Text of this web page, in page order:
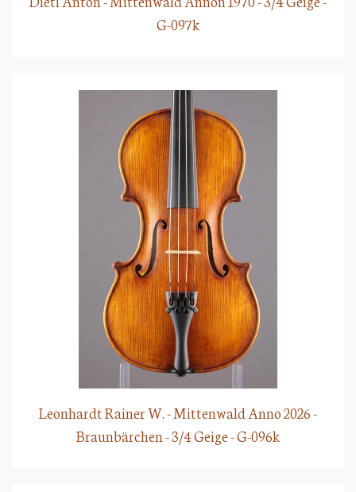
G-097k
Leonhardt Rainer W. - Mittenwald Anno 2026 -
Braunbärchen - 3/4 Geige - G-096k